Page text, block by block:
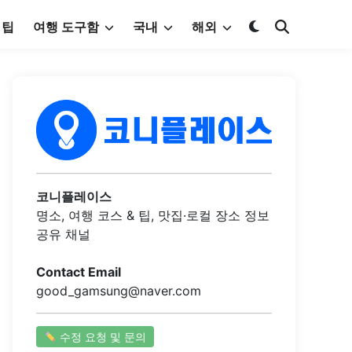
여행 도구함 국내 해외
코니플레이스
명소, 여행 코스 & 팁, 맛집·로컬 장소 정보
공유 채널
Contact Email
good_gamsung@naver.com
수정 요청 및 문의